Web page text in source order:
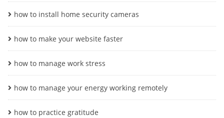
how to install home security cameras
how to make your website faster
how to manage work stress
how to manage your energy working remotely
how to practice gratitude